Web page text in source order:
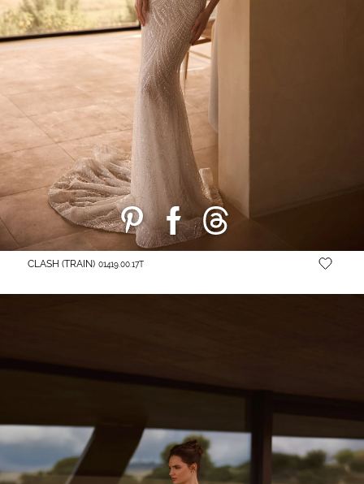
CLASH (TRAIN) 01419.00.17T